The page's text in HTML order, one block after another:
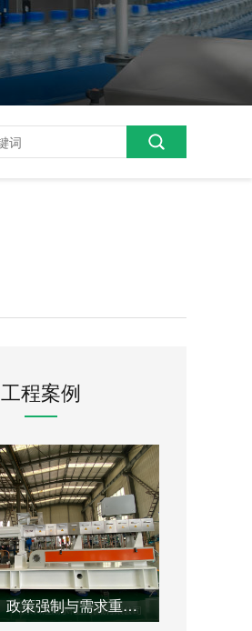
工程案例
27年预见：政策强制与需求重构下，一台高性价比同向双螺杆挤出机如何开启塑料造粒的循环新纪元